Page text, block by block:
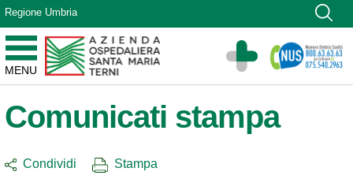
Vai ai contenuti
Vai al menu di navigazione
Vai al footer
Regione Umbria
MENU
Azienda Ospedaliera Santa Maria di Terni
Sito Istituzionale
Comunicati stampa
Condividi Stampa